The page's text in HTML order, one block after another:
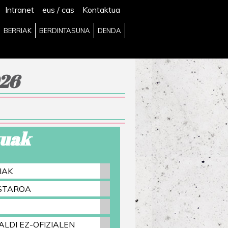
Intranet eus / cas Kontaktua
BERRIAK BERDINTASUNA DENDA
EZ-OFIZIALEN